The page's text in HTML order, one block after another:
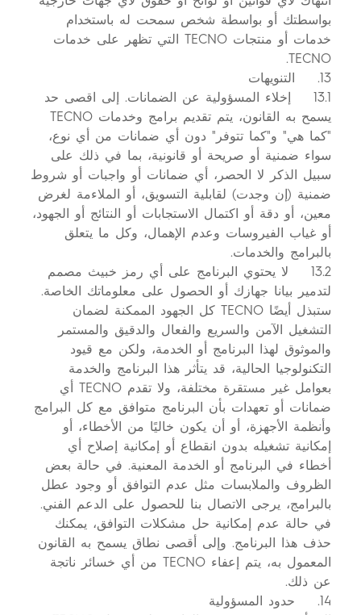
بواسطتك أو بواسطة شخص سمحت له باستخدام
خدمات أو منتجات TECNO التي تظهر على خدمات
TECNO.
13. التنويهات
13.1 إخلاء المسؤولية عن الضمانات. إلى اقصى حد
يسمح به القانون، يتم تقديم برامج وخدمات TECNO
"كما هي" و"كما تتوفر" دون أي ضمانات من أي نوع،
سواء ضمنية أو صريحة أو قانونية، بما في ذلك على
سبيل الذكر لا الحصر، أي ضمانات أو واجبات أو شروط
ضمنية (إن وجدت) لقابلية التسويق، أو الملاءمة لغرض
معين، أو دقة أو اكتمال الاستجابات أو النتائج أو الجهود،
أو غياب الفيروسات وعدم الإهمال، وكل ما يتعلق
بالبرامج والخدمات.
13.2 لا يحتوي البرنامج على أي رمز خبيث مصمم
لتدمير بيانا جهازك أو الحصول على معلوماتك الخاصة.
ستبذل أيضًا TECNO كل الجهود الممكنة لضمان
التشغيل الآمن والسريع والفعال والدقيق والمستمر
والموثوق لهذا البرنامج أو الخدمة، ولكن مع قيود
التكنولوجيا الحالية، قد يتأثر هذا البرنامج والخدمة
بعوامل غير مستقرة مختلفة، ولا تقدم TECNO أي
ضمانات أو تعهدات بأن البرنامج متوافق مع كل البرامج
وأنظمة الأجهزة، أو أن يكون خاليًا من الأخطاء، أو
إمكانية تشغيله بدون انقطاع أو إمكانية إصلاح أي
أخطاء في البرنامج أو الخدمة المعنية. في حالة بعض
الظروف والملابسات مثل عدم التوافق أو وجود عطل
بالبرامج، يرجى الاتصال بنا للحصول على الدعم الفني.
في حالة عدم إمكانية حل مشكلات التوافق، يمكنك
حذف هذا البرنامج. وإلى أقصى نطاق يسمح به القانون
المعمول به، يتم إعفاء TECNO من أي خسائر ناتجة
عن ذلك.
14. حدود المسؤولية